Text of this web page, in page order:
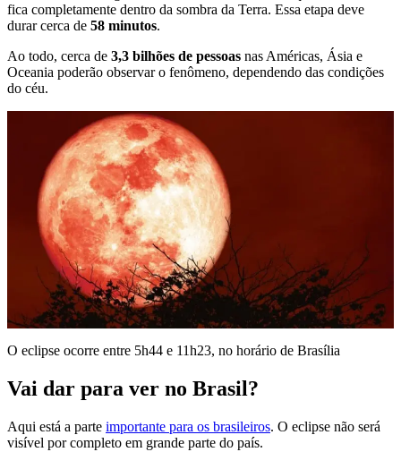
fica completamente dentro da sombra da Terra. Essa etapa deve
durar cerca de 58 minutos.
Ao todo, cerca de 3,3 bilhões de pessoas nas Américas, Ásia e
Oceania poderão observar o fenômeno, dependendo das condições
do céu.
O eclipse ocorre entre 5h44 e 11h23, no horário de Brasília
Vai dar para ver no Brasil?
Aqui está a parte importante para os brasileiros. O eclipse não será
visível por completo em grande parte do país.